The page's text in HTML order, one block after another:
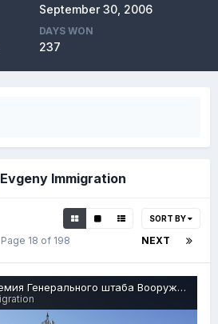
September 30, 2006
DAYS WON
237
Immigration
SORT BY
NEXT
Page 18 of 198
Военная академия Генерального штаба Вооруженных Сил Российской Федерации, ВУЗ, просп. Вернадского, 100, Москва, 25.08.2019 г..JPG